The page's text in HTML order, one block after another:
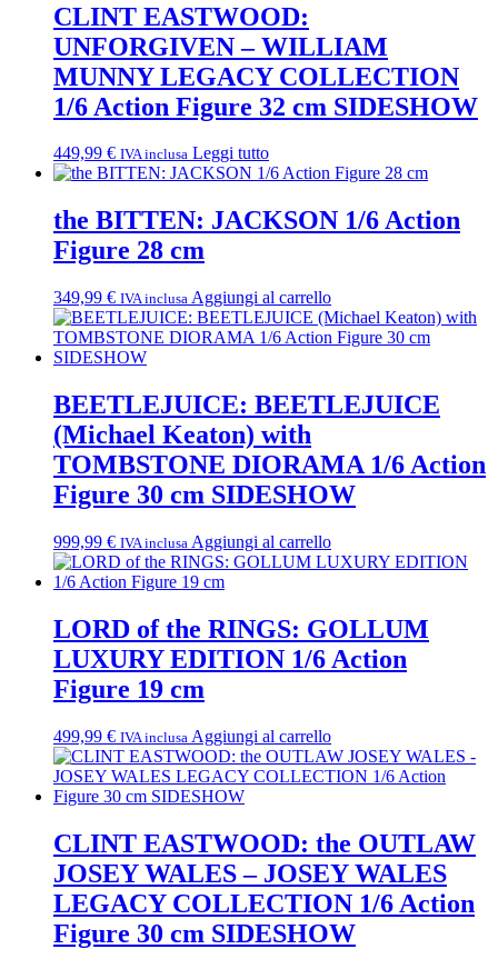
CLINT EASTWOOD:
UNFORGIVEN – WILLIAM
MUNNY LEGACY COLLECTION
1/6 Action Figure 32 cm SIDESHOW
449,99 € IVA inclusa Leggi tutto
the BITTEN: JACKSON 1/6 Action
Figure 28 cm
349,99 € IVA inclusa Aggiungi al carrello
BEETLEJUICE: BEETLEJUICE
(Michael Keaton) with
TOMBSTONE DIORAMA 1/6 Action
Figure 30 cm SIDESHOW
999,99 € IVA inclusa Aggiungi al carrello
LORD of the RINGS: GOLLUM
LUXURY EDITION 1/6 Action
Figure 19 cm
499,99 € IVA inclusa Aggiungi al carrello
CLINT EASTWOOD: the OUTLAW
JOSEY WALES – JOSEY WALES
LEGACY COLLECTION 1/6 Action
Figure 30 cm SIDESHOW